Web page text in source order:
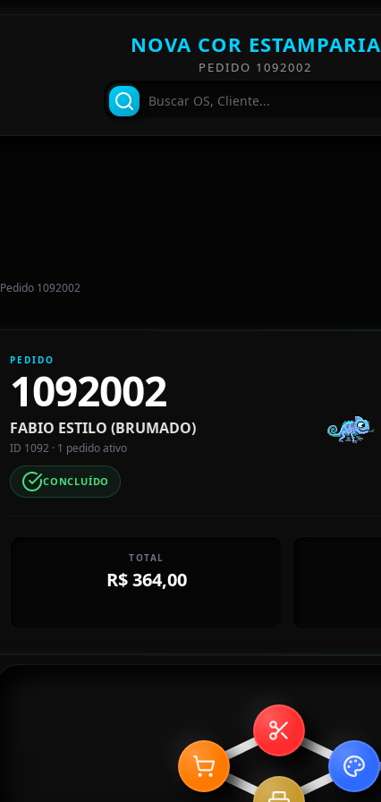
NOVA COR ESTAMPARIA
PEDIDO 1092002
Pedido 1092002
PEDIDO
1092002
FABIO ESTILO (BRUMADO)
ID 1092 · 1 pedido ativo
CONCLUÍDO
TOTAL
R$ 364,00